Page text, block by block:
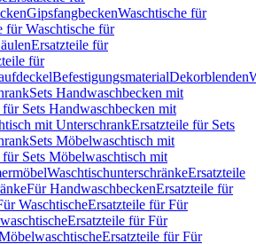
GipsfangbeckenWaschtische für
für Waschtische für
Ersatzteile für
für
BefestigungsmaterialDekorblenden
Sets Handwaschbecken mit
Sets Handwaschbecken mit
mit UnterschrankErsatzteile für Sets
Sets Möbelwaschtisch mit
für Sets Möbelwaschtisch mit
WaschtischunterschränkeErsatzteile
Für HandwaschbeckenErsatzteile für
WaschtischeErsatzteile für Für
Ersatzteile für Für
Ersatzteile für Für